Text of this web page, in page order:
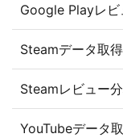
Google Playレビ
Steamデータ取得
Steamレビュー
YouTubeデータ